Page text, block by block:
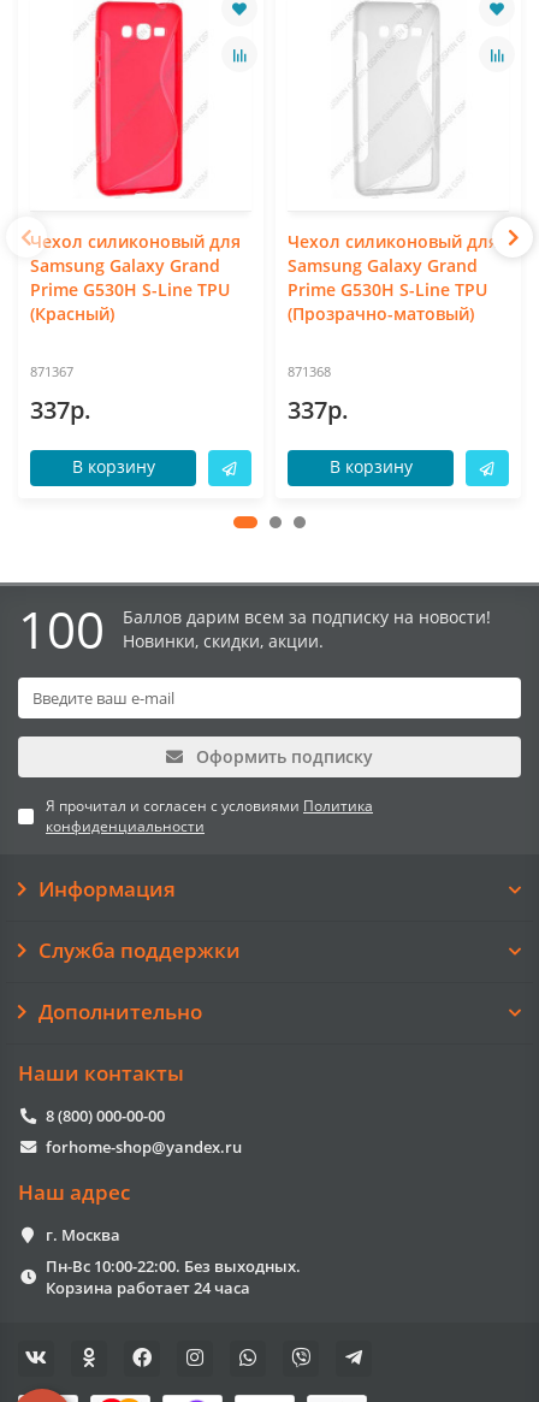
Чехол силиконовый для
Samsung Galaxy Grand
Prime G530H S-Line TPU
(Красный)
871367
337р.
В корзину
Чехол силиконовый для
Samsung Galaxy Grand
Prime G530H S-Line TPU
(Прозрачно-матовый)
871368
337р.
В корзину
100
Баллов дарим всем за подписку на новости!
Новинки, скидки, акции.
Оформить подписку
Я прочитал и согласен с условиями Политика
конфиденциальности
Информация
Служба поддержки
Дополнительно
Наши контакты
8 (800) 000-00-00
forhome-shop@yandex.ru
Наш адрес
г. Москва
Пн-Вс 10:00-22:00. Без выходных.
Корзина работает 24 часа